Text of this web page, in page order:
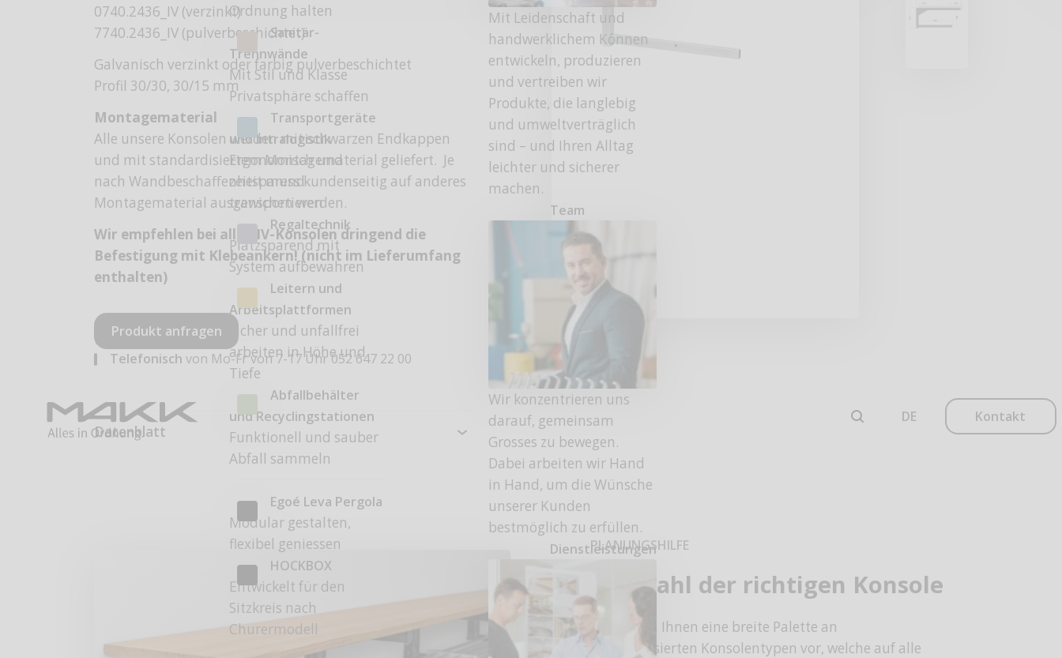
Ordnung halten
Sanitär-
Trennwände
Mit Stil und Klasse
Privatsphäre schaffen
Transportgeräte
und Intralogistik
Ergonomisch und
zeitsparend
transportieren
Regaltechnik
Platzsparend mit
System aufbewahren
Leitern und
Arbeitsplattformen
Sicher und unfallfrei
arbeiten in Höhe und
Tiefe
Abfallbehälter
und Recyclingstationen
Funktionell und sauber
Abfall sammeln
Egoé Leva Pergola
Modular gestalten,
flexibel geniessen
HOCKBOX
Entwickelt für den
Sitzkreis nach
Churermodell
Mit Leidenschaft und
handwerklichem Können
entwickeln, produzieren
und vertreiben wir
Produkte, die langlebig
und umweltverträglich
sind – und Ihren Alltag
leichter und sicherer
machen.
Team
Wir konzentrieren uns
darauf, gemeinsam
Grosses zu bewegen.
Dabei arbeiten wir Hand
in Hand, um die Wünsche
unserer Kunden
bestmöglich zu erfüllen.
Dienstleistungen
Kontakt
0740.2436_IV (verzinkt)
7740.2436_IV (pulverbeschichtet)
Galvanisch verzinkt oder farbig pulverbeschichtet
Profil 30/30, 30/15 mm
Montagematerial
Alle unsere Konsolen werden mit schwarzen Endkappen
und mit standardisiertem Montagematerial geliefert. Je
nach Wandbeschaffenheit muss kundenseitig auf anderes
Montagematerial ausgewichen werden.
Wir empfehlen bei allen IV-Konsolen dringend die
Befestigung mit Klebeankern! (nicht im Lieferumfang
enthalten)
Produkt anfragen
Telefonisch von Mo-Fr von 7-17 Uhr052 647 22 00
Datenblatt
PLANUNGSHILFE
Die Wahl der richtigen Konsole
Wir stellen Ihnen eine breite Palette an
standardisierten Konsolentypen vor, welche auf alle